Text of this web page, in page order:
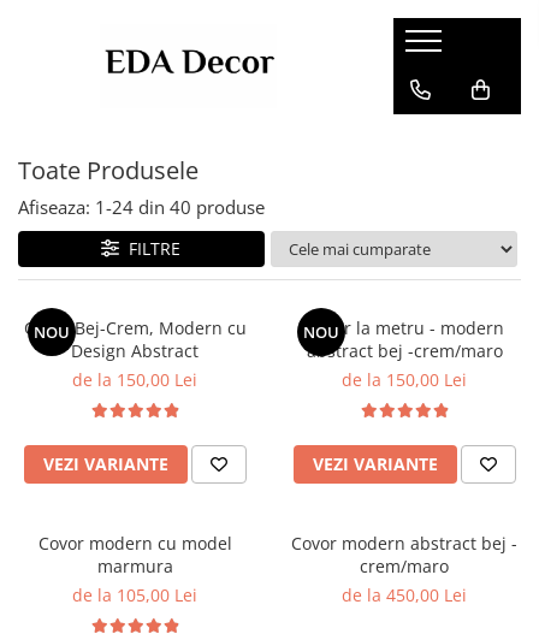
Toate Produsele
Afiseaza: 1-24 din 40 produse
FILTRE
NOU
Covor Bej-Crem, Modern cu
Design Abstract
de la 150,00 Lei
VEZI VARIANTE
NOU
Covor la metru - modern
abstract bej -crem/maro
de la 150,00 Lei
VEZI VARIANTE
Covor modern cu model
marmura
de la 105,00 Lei
Covor modern abstract bej -
crem/maro
de la 450,00 Lei